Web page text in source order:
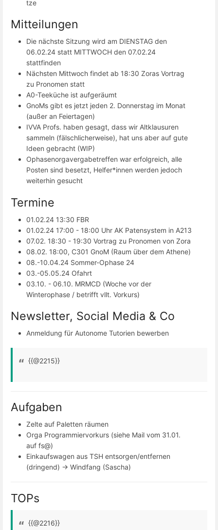
tze
Mitteilungen
Die nächste Sitzung wird am DIENSTAG den
06.02.24 statt MITTWOCH den 07.02.24
stattfinden
Nächsten Mittwoch findet ab 18:30 Zoras Vortrag
zu Pronomen statt
A0-Teeküche ist aufgeräumt
GnoMs gibt es jetzt jeden 2. Donnerstag im Monat
(außer an Feiertagen)
IVVA Profs. haben gesagt, dass wir Altklausuren
sammeln (fälschlicherweise), hat uns aber auf gute
Ideen gebracht (WIP)
Ophasenorgavergabetreffen war erfolgreich, alle
Posten sind besetzt, Helfer*innen werden jedoch
weiterhin gesucht
Termine
01.02.24 13:30 FBR
01.02.24 17:00 - 18:00 Uhr AK Patensystem in A213
07.02. 18:30 - 19:30 Vortrag zu Pronomen von Zora
08.02. 18:00, C301 GnoM (Raum über dem Athene)
08.-10.04.24 Sommer-Ophase 24
03.-05.05.24 Ofahrt
03.10. - 06.10. MRMCD (Woche vor der
Winterophase / betrifft vllt. Vorkurs)
Newsletter, Social Media & Co
Anmeldung für Autonome Tutorien bewerben
{{@2215}}
Aufgaben
Zelte auf Paletten räumen
Orga Programmiervorkurs (siehe Mail vom 31.01.
auf fs@)
Einkaufswagen aus TSH entsorgen/entfernen
(dringend) -> Windfang (Sascha)
TOPs
{{@2216}}